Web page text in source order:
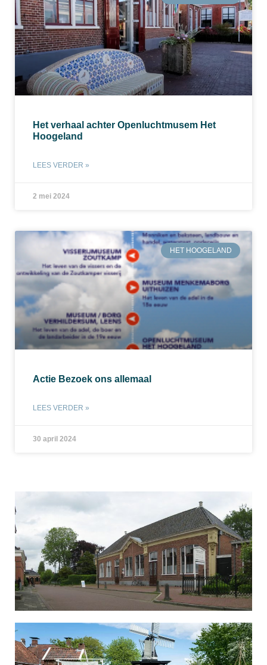
Het verhaal achter Openluchtmusem Het
Hoogeland
LEES VERDER »
2 mei 2024
HET HOOGELAND
Actie Bezoek ons allemaal
LEES VERDER »
30 april 2024